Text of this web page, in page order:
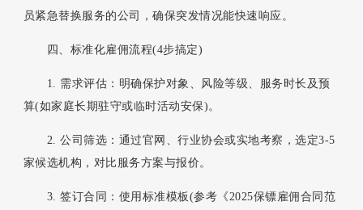
员紧急替换服务的公司，确保突发情况能快速响应。
四、标准化雇佣流程(4步搞定)
1. 需求评估：明确保护对象、风险等级、服务时长及预
算(如家庭长期驻守或临时活动安保)。
2. 公司筛选：通过官网、行业协会或实地考察，选定3-5
家候选机构，对比服务方案与报价。
3. 签订合同：使用标准模板(参考《2025保镖雇佣合同范